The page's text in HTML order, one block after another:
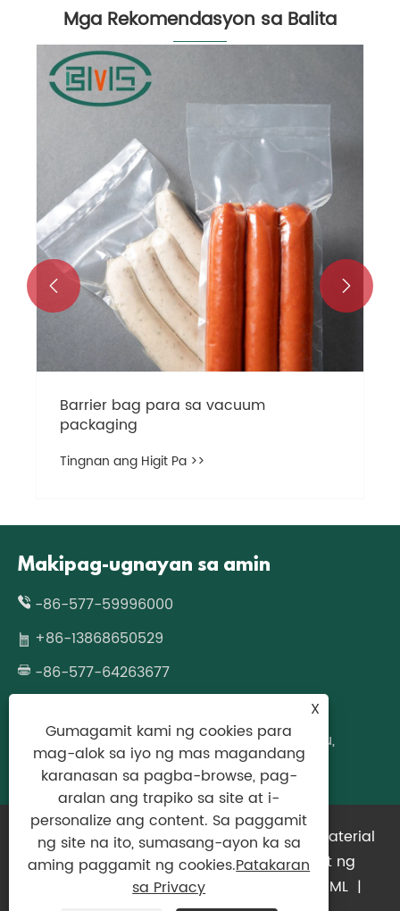
Mga Rekomendasyon sa Balita
Barrier bag para sa vacuum
packaging
Tingnan ang Higit Pa >>
 
Makipag-ugnayan sa amin
-86-577-59996000
+86-13868650529
-86-577-64263677
No.677 Fazhan Road, Longgang, Wenzhou,
Zhejiang Province, China
Copyright © 2024 Zhejiang Bimashi New Material
Technology Co.,Ltd. Nakalaan ang lahat ng
Links|Sitemap XML |
X
Gumagamit kami ng cookies para
mag-alok sa iyo ng mas magandang
karanasan sa pagba-browse, pag-
aralan ang trapiko sa site at i-
personalize ang content. Sa paggamit
ng site na ito, sumasang-ayon ka sa
aming paggamit ng cookies.Patakaran
sa Privacy